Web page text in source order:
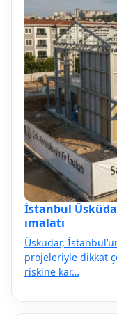
İstanbul
ımalatı
Üsküdar,
projeleriyle dikkat
riskine kar…